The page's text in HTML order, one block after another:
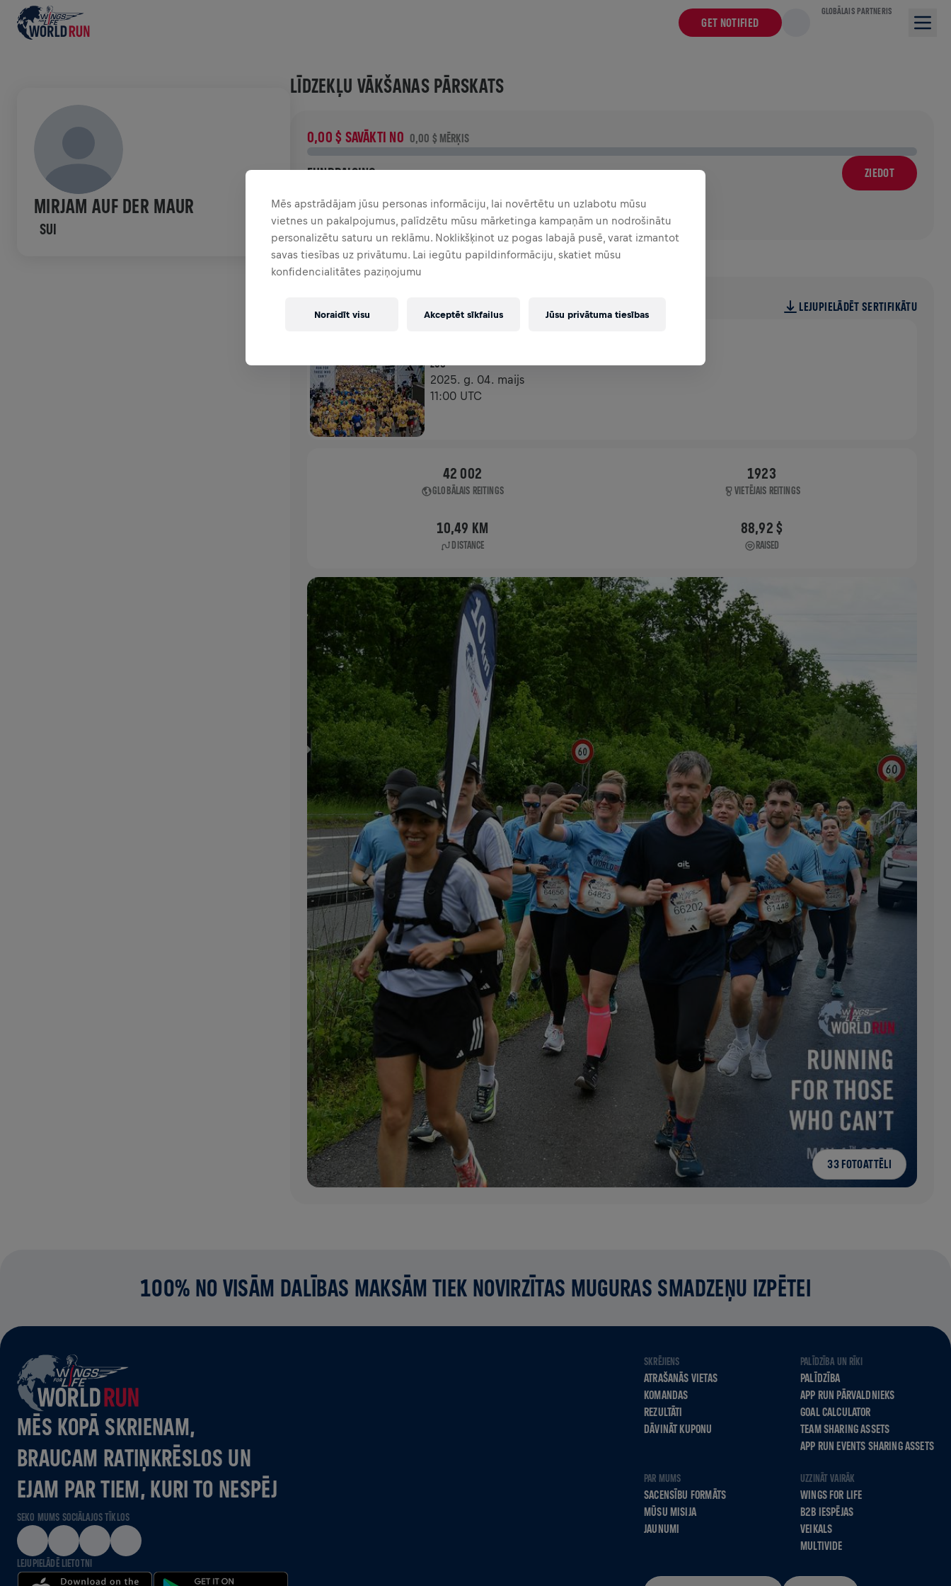
GET NOTIFIED
GLOBĀLAIS PARTNERIS
MIRJAM AUF DER MAUR
SUI
LĪDZEKĻU VĀKŠANAS PĀRSKATS
0,00 $ SAVĀKTI NO 0,00 $ MĒRĶIS
FUNDRAISING ZIEDOT
Ziedo, lai radītu pārmaiņas! 100% no tava ziedojuma tiks
novirzīti mugurkaula smadzeņu izpētei.
HISTORY
LEJUPIELĀDĒT SERTIFIKĀTU
ZUG
2025. g. 04. maijs
11:00 UTC
42 002
GLOBĀLAIS REITINGS
1923
VIETĒJAIS REITINGS
10,49 KM
DISTANCE
88,92 $
RAISED
33 FOTOATTĒLI
100% NO VISĀM DALĪBAS MAKSĀM TIEK NOVIRZĪTAS MUGURAS SMADZEŅU IZPĒTEI
MĒS KOPĀ SKRIENAM,
BRAUCAM RATIŅKRĒSLOS UN
EJAM PAR TIEM, KURI TO NESPĒJ
SEKO MUMS SOCIĀLAJOS TĪKLOS
LEJUPIELĀDĒ LIETOTNI
SKRĒJIENS
ATRAŠANĀS VIETAS
KOMANDAS
REZULTĀTI
DĀVINĀT KUPONU
PALĪDZĪBA UN RĪKI
PALĪDZĪBA
APP RUN PĀRVALDNIEKS
GOAL CALCULATOR
TEAM SHARING ASSETS
APP RUN EVENTS SHARING ASSETS
PAR MUMS
SACENSĪBU FORMĀTS
MŪSU MISIJA
JAUNUMI
UZZINĀT VAIRĀK
WINGS FOR LIFE
B2B IESPĒJAS
VEIKALS
MULTIVIDE
Mēs apstrādājam jūsu personas informāciju, lai novērtētu un uzlabotu mūsu
vietnes un pakalpojumus, palīdzētu mūsu mārketinga kampaņām un nodrošinātu
personalizētu saturu un reklāmu. Noklikšķinot uz pogas labajā pusē, varat izmantot
savas tiesības uz privātumu. Lai iegūtu papildinformāciju, skatiet mūsu
konfidencialitātes paziņojumu
Jūsu privātuma tiesības
Noraidīt visu Akceptēt sīkfailus